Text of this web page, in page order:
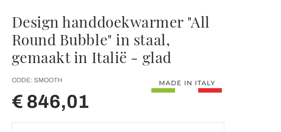
Design handdoekwarmer "All
Round Bubble" in staal,
gemaakt in Italië - glad
CODE: SMOOTH
€ 846,01